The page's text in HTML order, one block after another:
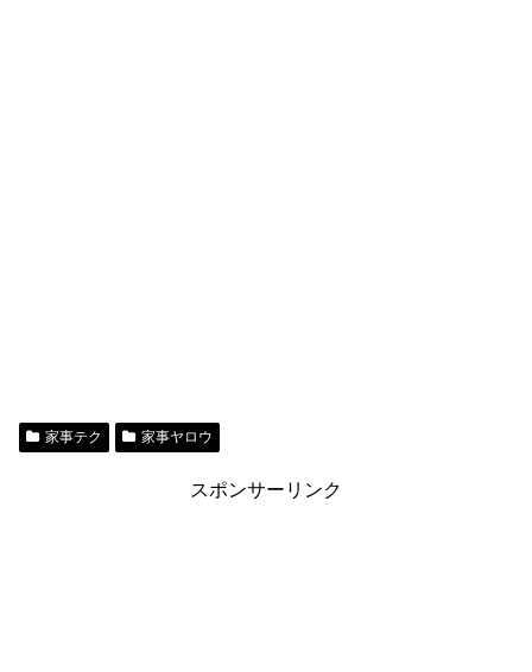
家事テク 家事ヤロウ
スポンサーリンク